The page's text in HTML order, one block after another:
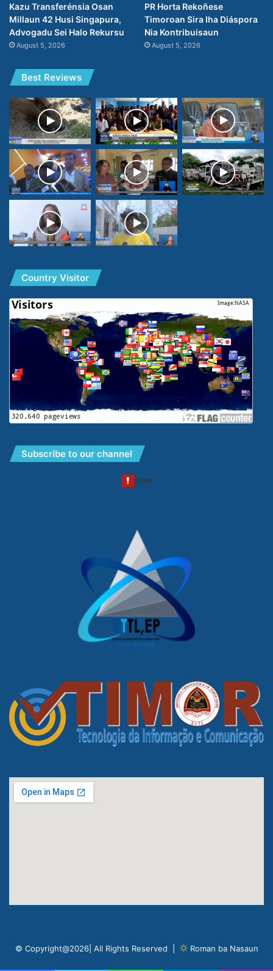
Kazu Transferénsia Osan
Millaun 42 Husi Singapura,
Advogadu Sei Halo Rekursu
August 5, 2026
PR Horta Rekoñese
Timoroan Sira Iha Diáspora
Nia Kontribuisaun
August 5, 2026
Best Reviews
Country Visitor
Subscribe to our channel
© Copyright@2026| All Rights Reserved | Roman ba Nasaun